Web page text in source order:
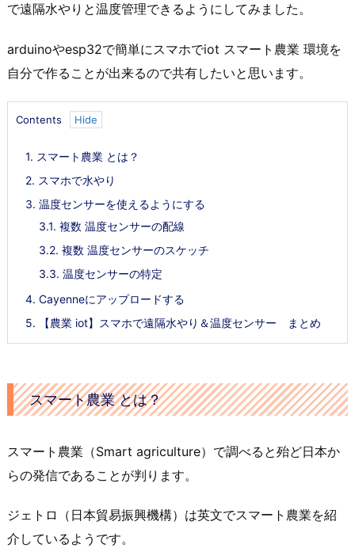
で遠隔水やりと温度管理できるようにしてみました。
arduinoやesp32で簡単にスマホでiot スマート農業 環境を
自分で作ることが出来るので共有したいと思います。
Contents
1. スマート農業 とは？
2. スマホで水やり
3. 温度センサーを使えるようにする
3.1. 複数 温度センサーの配線
3.2. 複数 温度センサーのスケッチ
3.3. 温度センサーの特定
4. Cayenneにアップロードする
5. 【農業 iot】スマホで遠隔水やり＆温度センサー まとめ
スマート農業 とは？
スマート農業（Smart agriculture）で調べると殆ど日本か
らの発信であることが判ります。
ジェトロ（日本貿易振興機構）は英文でスマート農業を紹
介しているようです。